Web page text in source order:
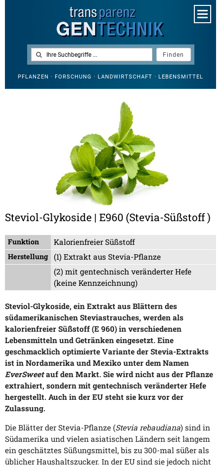
PFLANZEN · FORSCHUNG · LANDWIRTSCHAFT · LEBENSMITTEL
Steviol-Glykoside | E960 (Stevia-Süßstoff )
Funktion Kalorienfreier Süßstoff
Herstellung
(1) Extrakt aus Stevia-Pflanze
(2) mit gentechnisch veränderter Hefe
(keine Kennzeichnung)
Steviol-Glykoside, ein Extrakt aus Blättern des
südamerikanischen Steviastrauches, werden als
kalorienfreier Süßstoff (E 960) in verschiedenen
Lebensmitteln und Getränken eingesetzt. Eine
geschmacklich optimierte Variante der Stevia-Extrakts
ist in Nordamerika und Mexiko unter dem Namen
EverSweetauf den Markt. Sie wird nicht aus der Pflanze
extrahiert, sondern mit gentechnisch veränderter Hefe
hergestellt. Auch in der EU steht sie kurz vor der
Zulassung.
Die Blätter der Stevia-Pflanze (Stevia rebaudiana) sind in
Südamerika und vielen asiatischen Ländern seit langem
ein geschätztes Süßungsmittel, bis zu 300-mal süßer als
üblicher Haushaltszucker. In der EU sind sie jedoch nicht